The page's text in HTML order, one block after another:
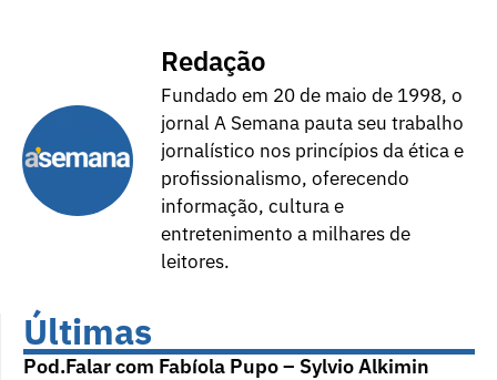
Redação
Fundado em 20 de maio de 1998, o
jornal A Semana pauta seu trabalho
jornalístico nos princípios da ética e
profissionalismo, oferecendo
informação, cultura e
entretenimento a milhares de
leitores.
Últimas
Pod.Falar com Fabíola Pupo – Sylvio Alkimin